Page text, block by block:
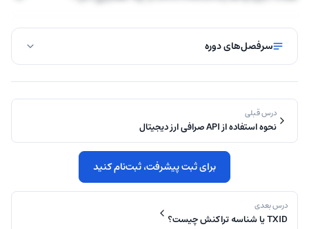
سرفصل‌های دوره
درس قبلی
نحوه استفاده از API صرافی ارز دیجیتال
برای ثبت پیشرفت، ثبت‌نام کنید
درس بعدی
TXID یا شناسه تراکنش چیست؟